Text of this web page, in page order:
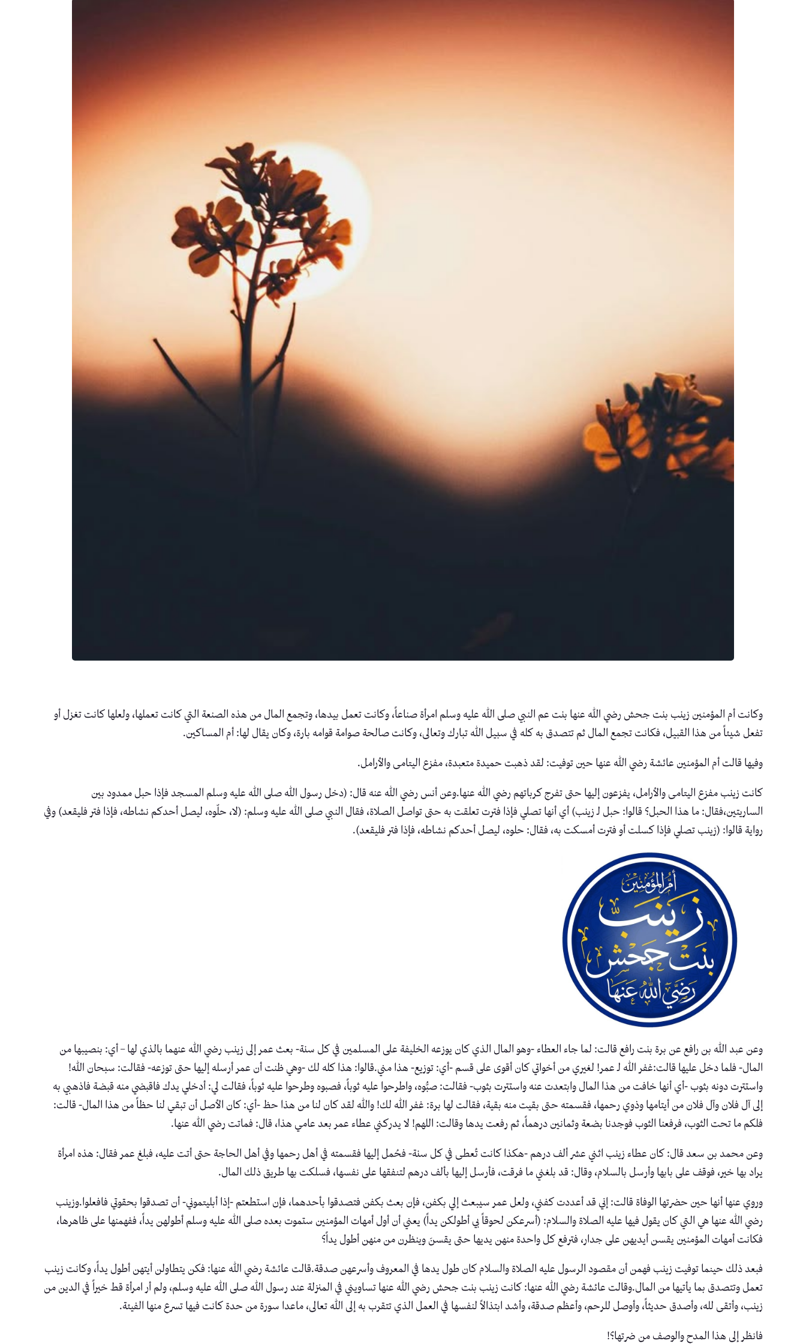
وكانت أم المؤمنين زينب بنت جحش رضي الله عنها بنت عم النبي صلى الله عليه وسلم امرأة صناعاً، وكانت تعمل بيدها، وتجمع المال من هذه الصنعة التي كانت تعملها، ولعلها كانت تغزل أو
تفعل شيئاً من هذا القبيل، فكانت تجمع المال ثم تتصدق به كله في سبيل الله تبارك وتعالى، وكانت صالحة صوامة قوامه بارة، وكان يقال لها: أم المساكين.
وفيها قالت أم المؤمنين عائشة رضي الله عنها حين توفيت: لقد ذهبت حميدة متعبدة، مفزع اليتامى والأرامل.
كانت زينب مفزع اليتامى والأرامل، يفزعون إليها حتى تفرج كرباتهم رضي الله عنها.وعن أنس رضي الله عنه قال: (دخل رسول الله صلى الله عليه وسلم المسجد فإذا حبل ممدود بين
الساريتين،فقال: ما هذا الحبل؟ قالوا: حبل لـ زينب) أي أنها تصلي فإذا فترت تعلقت به حتى تواصل الصلاة، فقال النبي صلى الله عليه وسلم: (لا، حلّوه، ليصل أحدكم نشاطه، فإذا فتر فليقعد) وفي
رواية قالوا: (زينب تصلي فإذا كسلت أو فترت أمسكت به، فقال: حلوه، ليصل أحدكم نشاطه، فإذا فتر فليقعد).
وعن عبد الله بن رافع عن برة بنت رافع قالت: لما جاء العطاء -وهو المال الذي كان يوزعه الخليفة على المسلمين في كل سنة- بعث عمر إلى زينب رضي الله عنهما بالذي لها – أي: بنصيبها من
المال- فلما دخل عليها قالت:غفر الله لـ عمر! لغيري من أخواتي كان أقوى على قسم -أي: توزيع- هذا مني.قالوا: هذا كله لك -وهي ظنت أن عمر أرسله إليها حتى توزعه- فقالت: سبحان الله!
واستترت دونه بثوب -أي أنها خافت من هذا المال وابتعدت عنه واستترت بثوب- فقالت: صبُّوه، واطرحوا عليه ثوباً، فصبوه وطرحوا عليه ثوباً، فقالت لي: أدخلي يدك فاقبضي منه قبضة فاذهبي به
إلى آل فلان وآل فلان من أيتامها وذوي رحمها، فقسمته حتى بقيت منه بقية، فقالت لها برة: غفر الله لك! والله لقد كان لنا من هذا حظ -أي: كان الأصل أن تبقي لنا حظاً من هذا المال- قالت:
فلكم ما تحت الثوب، فرفعنا الثوب فوجدنا بضعة وثمانين درهماً، ثم رفعت يدها وقالت: اللهم! لا يدركني عطاء عمر بعد عامي هذا، قال: فماتت رضي الله عنها.
وعن محمد بن سعد قال: كان عطاء زينب اثني عشر ألف درهم -هكذا كانت تُعطى في كل سنة- فحُمل إليها فقسمته في أهل رحمها وفي أهل الحاجة حتى أتت عليه، فبلغ عمر فقال: هذه امرأة
يراد بها خير، فوقف على بابها وأرسل بالسلام، وقال: قد بلغني ما فرقت، فأرسل إليها بألف درهم لتنفقها على نفسها، فسلكت بها طريق ذلك المال.
وروي عنها أنها حين حضرتها الوفاة قالت: إني قد أعددت كفني، ولعل عمر سيبعث إلي بكفن، فإن بعث بكفن فتصدقوا بأحدهما، فإن استطعتم -إذا أبليتموني- أن تصدقوا بحقوتي فافعلوا.وزينب
رضي الله عنها هي التي كان يقول فيها عليه الصلاة والسلام: (أسرعكن لحوقاً بي أطولكن يداً) يعني أن أول أمهات المؤمنين ستموت بعده صلى الله عليه وسلم أطولهن يداً، ففهمنها على ظاهرها،
فكانت أمهات المؤمنين يقسن أيديهن على جدار، فترفع كل واحدة منهن يديها حتى يقسنَ وينظرن من منهن أطول يداً؟
فبعد ذلك حينما توفيت زينب فهمن أن مقصود الرسول عليه الصلاة والسلام كان طول يدها في المعروف وأسرعهن صدقة.قالت عائشة رضي الله عنها: فكن يتطاولن أيتهن أطول يداً، وكانت زينب
تعمل وتتصدق بما يأتيها من المال.وقالت عائشة رضي الله عنها: كانت زينب بنت جحش رضي الله عنها تساويني في المنزلة عند رسول الله صلى الله عليه وسلم، ولم أر امرأة قط خيراً في الدين من
زينب، وأتقى لله، وأصدق حديثاً، وأوصل للرحم، وأعظم صدقة، وأشد ابتذالاً لنفسها في العمل الذي تتقرب به إلى الله تعالى، ماعدا سورة من حدة كانت فيها تسرع منها الفيئة.
فانظر إلى هذا المدح والوصف من ضرتها؟!